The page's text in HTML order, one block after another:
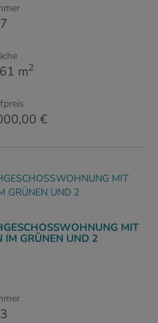
7
m2
€
MIT
IM GRÜNEN UND 2
3